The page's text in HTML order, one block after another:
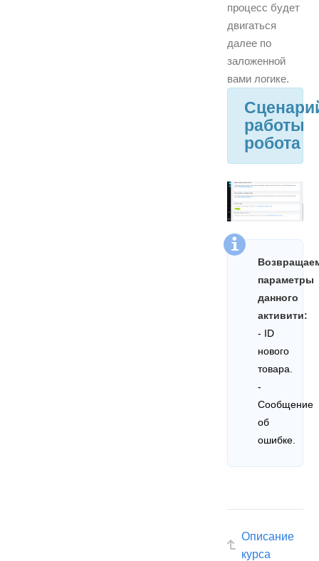
процесс будет
двигаться
далее по
заложенной
вами логике.
работы
робота
параметры
данного
активити:
- ID
нового
товара.
-
Сообщение
об
ошибке.
Описание
курса